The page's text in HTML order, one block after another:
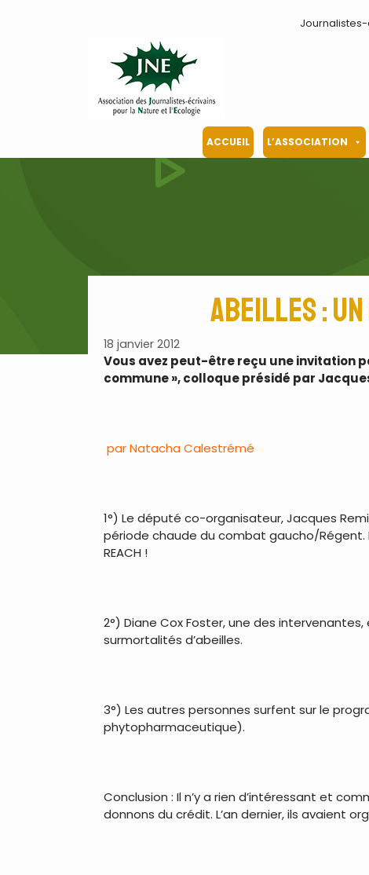
ACCUEIL L’ASSOCIATION
Abeilles :
18 janvier 2012
Vous avez peut-être reçu une invitation
commune », colloque présidé par
par Natacha Calestrémé
1°) Le député co-organisateur, Jacques
période chaude du combat gaucho/Régent.
REACH !
2°) Diane Cox Foster, une des
surmortalités d’abeilles.
3°) Les autres personnes surfent sur le
phytopharmaceutique).
Conclusion : Il n’y a rien d’intéressant et
donnons du crédit. L’an dernier, ils avaient